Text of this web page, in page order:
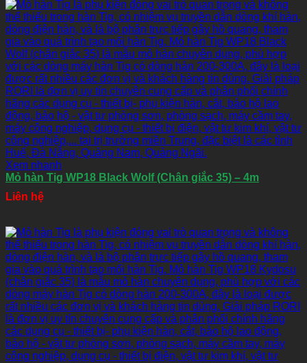
Xem nhanh
Mỏ hàn Tig WP18 Black Wolf (Chân giắc 35) – 4m
Liên hệ